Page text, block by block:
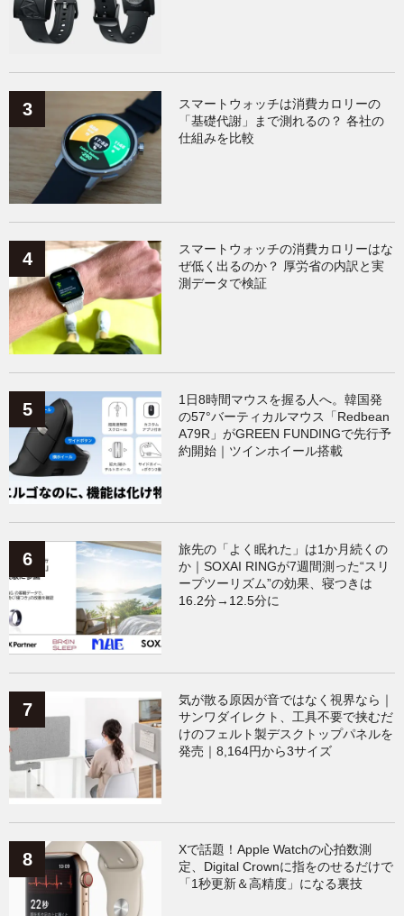
スマートウォッチは消費カロリーの
「基礎代謝」まで測れるの？ 各社の
仕組みを比較
スマートウォッチの消費カロリーはな
ぜ低く出るのか？ 厚労省の内訳と実
測データで検証
1日8時間マウスを握る人へ。韓国発
の57°バーティカルマウス「Redbean
A79R」がGREEN FUNDINGで先行予
約開始｜ツインホイール搭載
旅先の「よく眠れた」は1か月続くの
か｜SOXAI RINGが7週間測った“スリ
ープツーリズム”の効果、寝つきは
16.2分→12.5分に
気が散る原因が音ではなく視界なら｜
サンワダイレクト、工具不要で挟むだ
けのフェルト製デスクトップパネルを
発売｜8,164円から3サイズ
Xで話題！Apple Watchの心拍数測
定、Digital Crownに指をのせるだけで
「1秒更新＆高精度」になる裏技